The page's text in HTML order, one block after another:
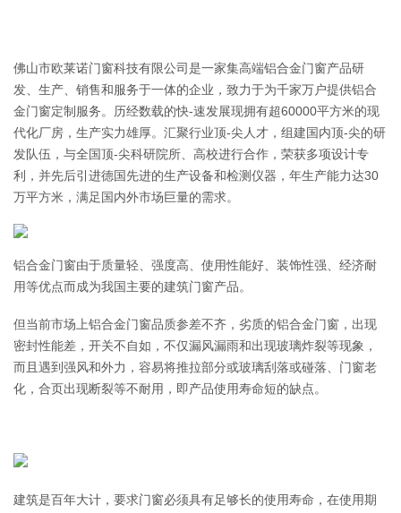
佛山市欧莱诺门窗科技有限公司是一家集高端铝合金门窗产品研
发、生产、销售和服务于一体的企业，致力于为千家万户提供铝合
金门窗定制服务。历经数载的快-速发展现拥有超60000平方米的现
代化厂房，生产实力雄厚。汇聚行业顶-尖人才，组建国内顶-尖的研
发队伍，与全国顶-尖科研院所、高校进行合作，荣获多项设计专
利，并先后引进德国先进的生产设备和检测仪器，年生产能力达30
万平方米，满足国内外市场巨量的需求。
铝合金门窗由于质量轻、强度高、使用性能好、装饰性强、经济耐
用等优点而成为我国主要的建筑门窗产品。
但当前市场上铝合金门窗品质参差不齐，劣质的铝合金门窗，出现
密封性能差，开关不自如，不仅漏风漏雨和出现玻璃炸裂等现象，
而且遇到强风和外力，容易将推拉部分或玻璃刮落或碰落、门窗老
化，合页出现断裂等不耐用，即产品使用寿命短的缺点。
建筑是百年大计，要求门窗必须具有足够长的使用寿命，在使用期